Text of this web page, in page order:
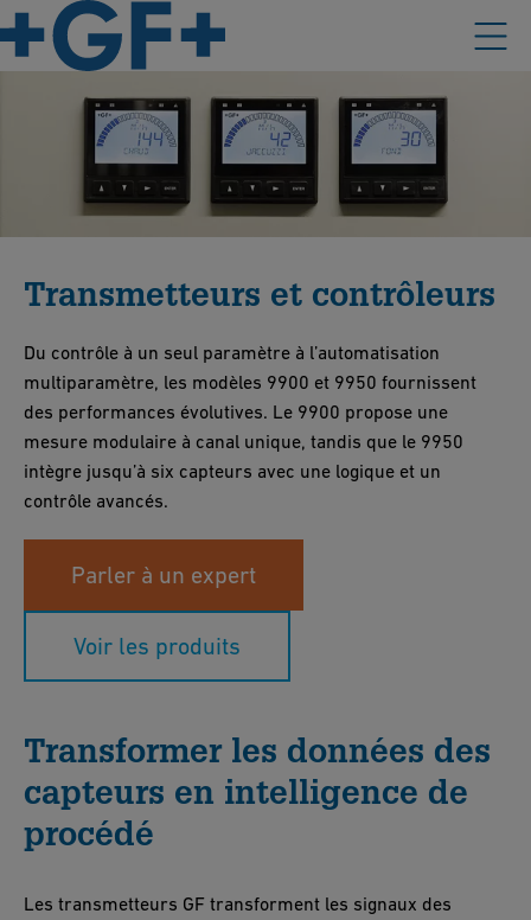
Transmetteurs et contrôleurs
Du contrôle à un seul paramètre à l’automatisation
multiparamètre, les modèles 9900 et 9950 fournissent
des performances évolutives. Le 9900 propose une
mesure modulaire à canal unique, tandis que le 9950
intègre jusqu’à six capteurs avec une logique et un
contrôle avancés.
Parler à un expert
Voir les produits
Transformer les données des
capteurs en intelligence de
procédé
Les transmetteurs GF transforment les signaux des